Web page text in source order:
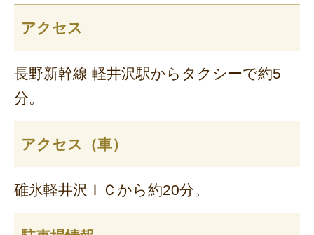
アクセス
長野新幹線 軽井沢駅からタクシーで約5
分。
アクセス（車）
碓氷軽井沢ＩＣから約20分。